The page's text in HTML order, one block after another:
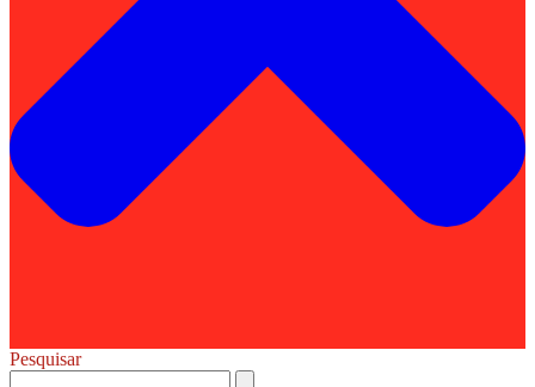
Pesquisar